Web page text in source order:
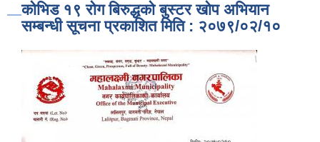
कोभिड १९ रोग बिरुद्धको बुस्टर खोप अभियान
सम्बन्धी सूचना प्रकाशित मिति : २०७९/०२/१०